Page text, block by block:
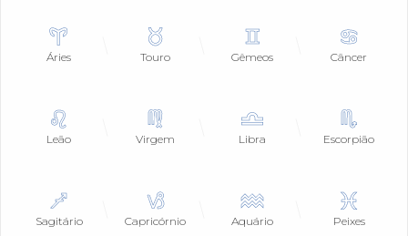
Áries Touro Gêmeos Câncer
Leão Virgem Libra Escorpião
Sagitário Capricórnio Aquário Peixes